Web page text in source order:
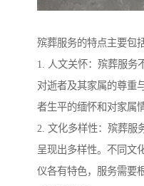
殡葬服务的特点主要包
1. 人文关怀：殡葬服务
对逝者及其家属的尊重
者生平的缅怀和对家属
2. 文化多样性：殡葬服
呈现出多样性。不同文
仪各有特色，服务需要